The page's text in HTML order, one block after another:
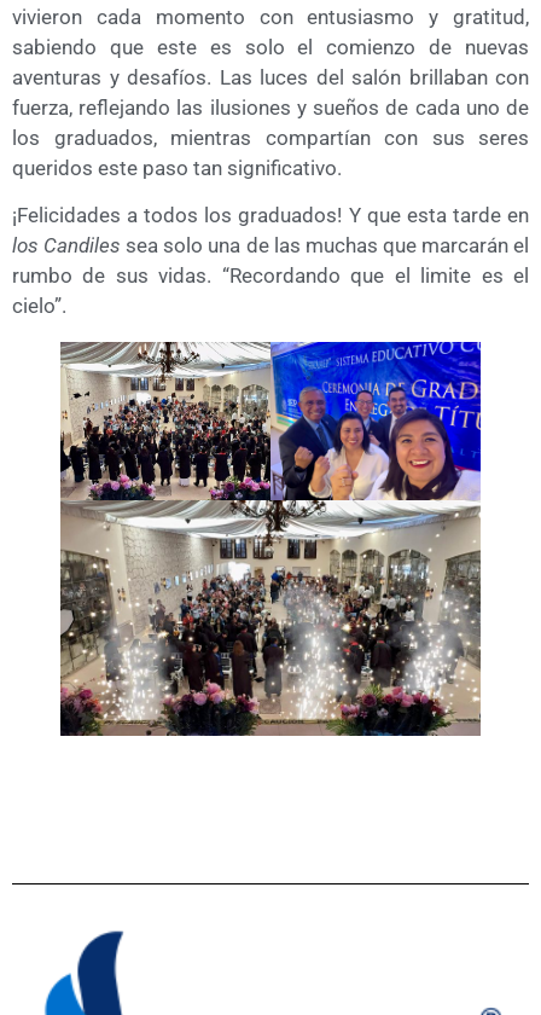
vivieron cada momento con entusiasmo y gratitud,
sabiendo que este es solo el comienzo de nuevas
aventuras y desafíos. Las luces del salón brillaban con
fuerza, reflejando las ilusiones y sueños de cada uno de
los graduados, mientras compartían con sus seres
queridos este paso tan significativo.
¡Felicidades a todos los graduados! Y que esta tarde en
los Candiles sea solo una de las muchas que marcarán el
rumbo de sus vidas. “Recordando que el limite es el
cielo”.